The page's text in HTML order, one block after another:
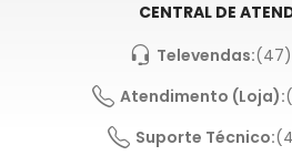
CENTRAL DE
Televendas:(47)
Atendimento (Loja):
Suporte Técnico: